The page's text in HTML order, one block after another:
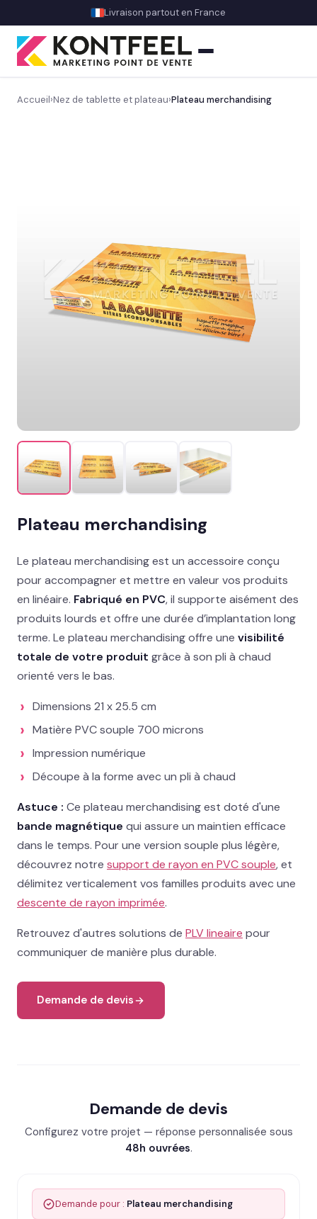
Livraison partout en France
Signalétique et linéaire
Découvrez notre signalétique en magasin →
Balisage rayon
Packaging et coffrets
Blog
Contact
02 78 77 53 93
Accueil›Nez de tablette et plateau›Plateau merchandising
Plateau merchandising
Le plateau merchandising est un accessoire conçu
pour accompagner et mettre en valeur vos produits
en linéaire. Fabriqué en PVC, il supporte aisément des
produits lourds et offre une durée d’implantation long
terme. Le plateau merchandising offre une visibilité
totale de votre produit grâce à son pli à chaud
orienté vers le bas.
Dimensions 21 x 25.5 cm
Matière PVC souple 700 microns
Impression numérique
Découpe à la forme avec un pli à chaud
Astuce : Ce plateau merchandising est doté d'une
bande magnétique qui assure un maintien efficace
dans le temps. Pour une version souple plus légère,
découvrez notre support de rayon en PVC souple, et
délimitez verticalement vos familles produits avec une
descente de rayon imprimée.
Retrouvez d'autres solutions de PLV lineaire pour
communiquer de manière plus durable.
Demande de devis
Demande de devis
Configurez votre projet — réponse personnalisée sous
48h ouvrées.
Demande pour : Plateau merchandising